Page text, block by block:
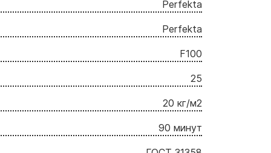
Perfekta
Perfekta
F100
25
20 кг/м2
90 минут